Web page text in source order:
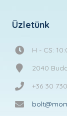
Üzletünk
H - CS:
2040
+36 30